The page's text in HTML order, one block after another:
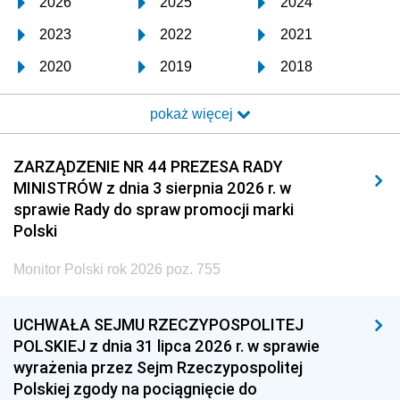
2023 2022 2021
2020 2019 2018
2017 2016 2015
2014 2013 2012
2011 2010 2009
2008 2007 2006
2005
1996 1995 1994
1993 1992 1991
1990 1989
pokaż więcej
ZARZĄDZENIE NR 44 PREZESA RADY
MINISTRÓW z dnia 3 sierpnia 2026 r. w
sprawie Rady do spraw promocji marki
Polski
Monitor Polski rok 2026 poz. 755
UCHWAŁA SEJMU RZECZYPOSPOLITEJ
POLSKIEJ z dnia 31 lipca 2026 r. w sprawie
wyrażenia przez Sejm Rzeczypospolitej
Polskiej zgody na pociągnięcie do